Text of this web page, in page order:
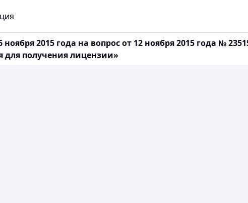
2015 года на вопрос от 12 ноября 2015 года №
для получения лицензии»